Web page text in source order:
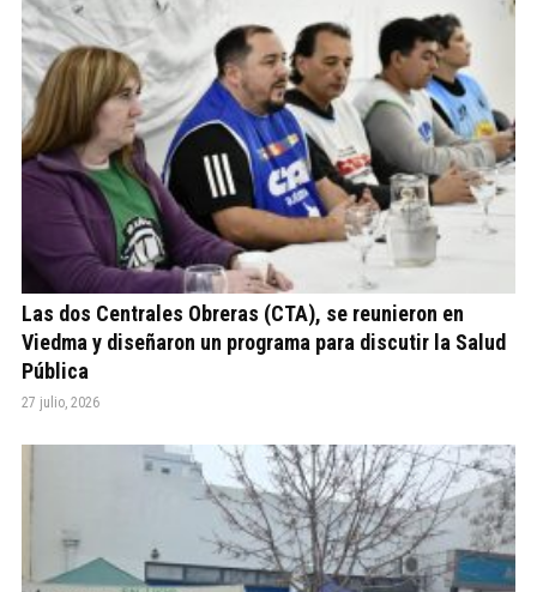
Las dos Centrales Obreras (CTA), se reunieron en
Viedma y diseñaron un programa para discutir la Salud
Pública
27 julio, 2026